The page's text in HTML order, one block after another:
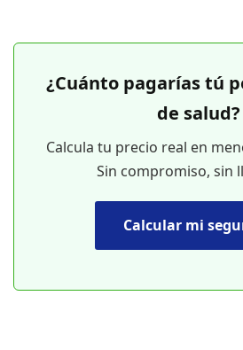
¿Cuánto pagarías tú
de salud?
Calcula tu precio real en
Sin compromiso, sin
Calcular mi